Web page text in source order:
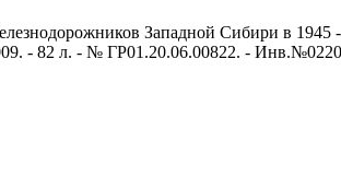
Западной Сибири в
- 82 л. - № ГР01.20.06.00822. -